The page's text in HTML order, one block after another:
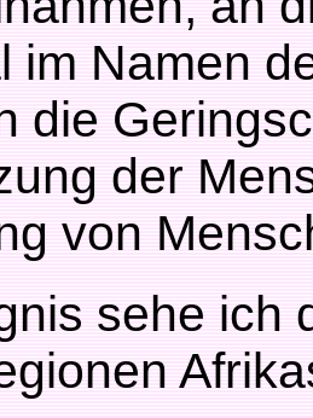
im Namen
die
der
von
sehe ich